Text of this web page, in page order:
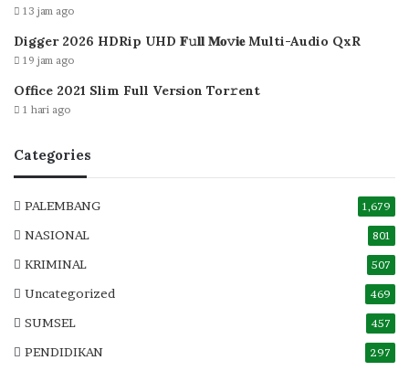
13 jam ago
Digger 2026 HDRip UHD 𝐅𝚞𝐥𝐥 𝐌𝐨𝚟𝐢𝐞 Multi-Audio QxR
19 jam ago
Office 2021 Slim Full Version Tor𝚛ent
1 hari ago
Categories
PALEMBANG 1,679
NASIONAL 801
KRIMINAL 507
Uncategorized 469
SUMSEL 457
PENDIDIKAN 297